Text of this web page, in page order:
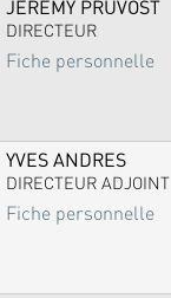
JÉRÉMY PRUVOST
DIRECTEUR
Fiche personnelle
YVES ANDRES
DIRECTEUR ADJOINT
Fiche personnelle